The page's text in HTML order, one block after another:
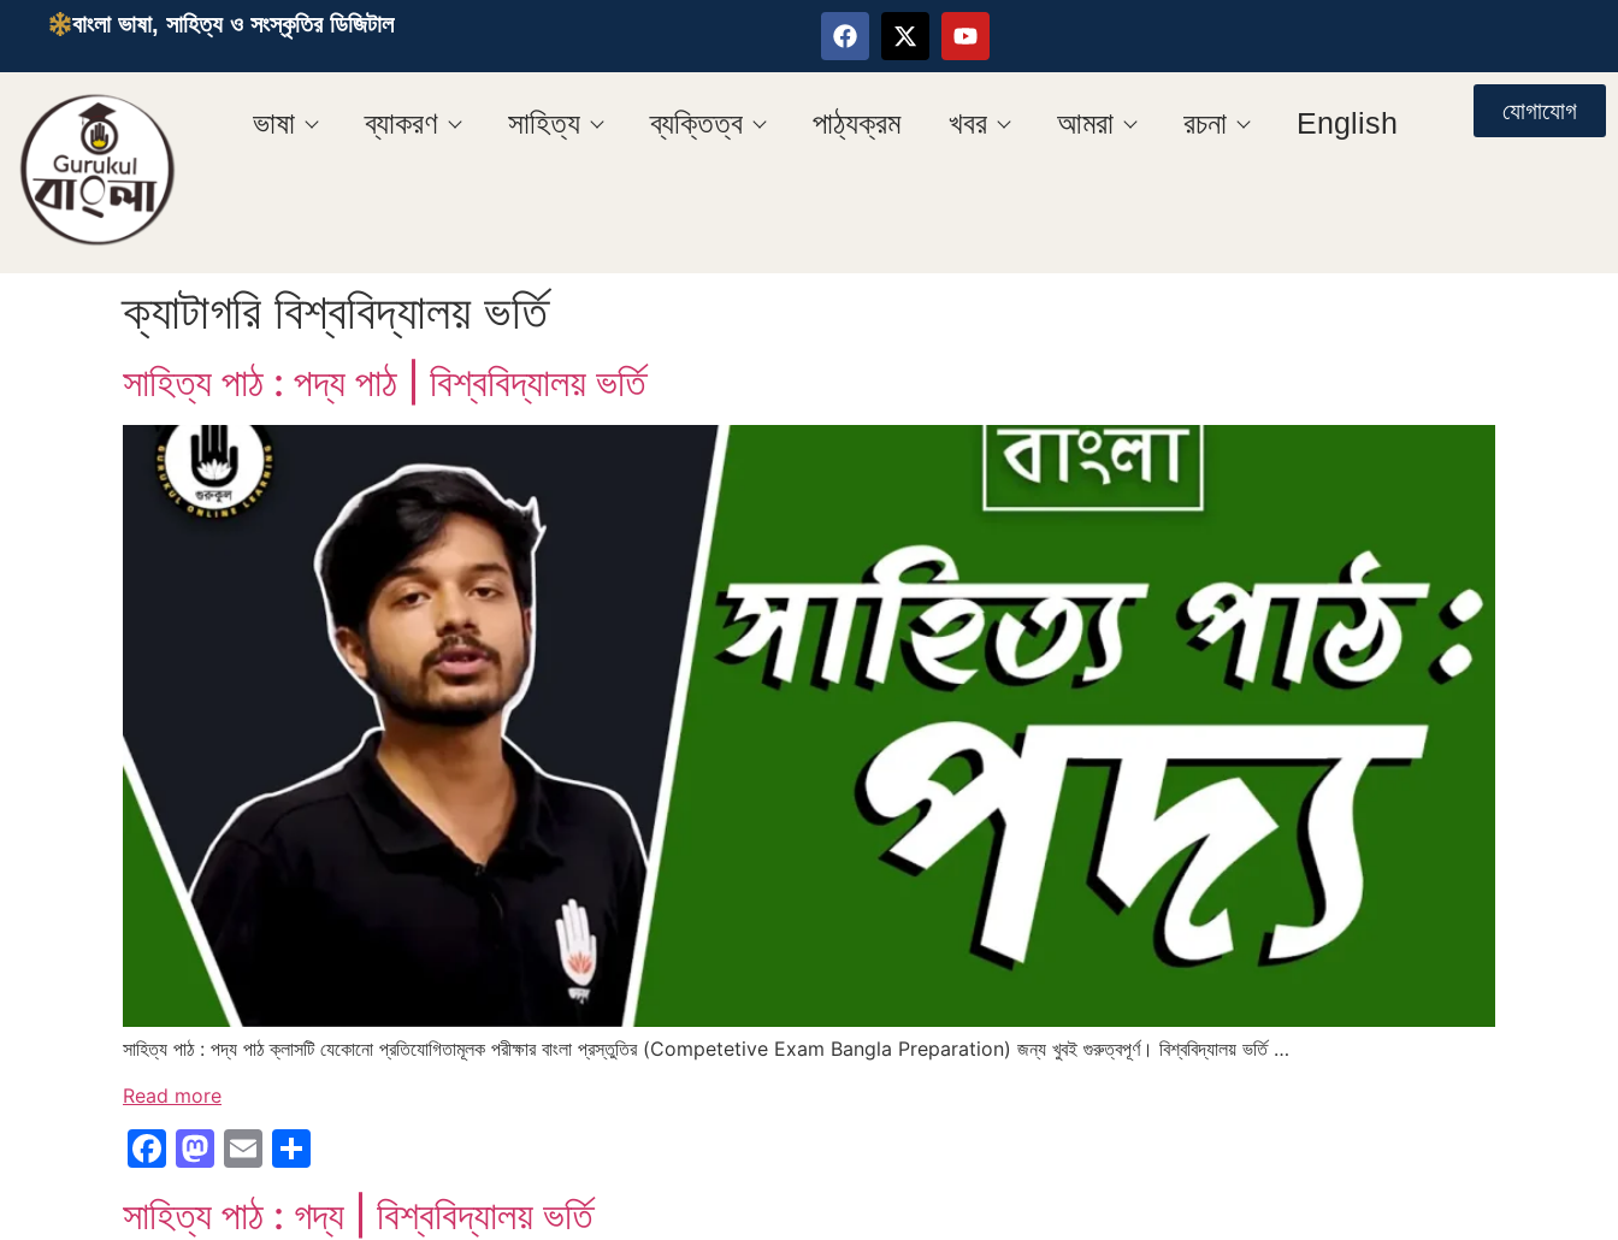
বাংলা ভাষা, সাহিত্য ও সংস্কৃতির ডিজিটাল
ভাষা ব্যাকরণ সাহিত্য ব্যক্তিত্ব পাঠ্যক্রম খবর আমরা রচনা English যোগাযোগ
ক্যাটাগরি বিশ্ববিদ্যালয় ভর্তি
সাহিত্য পাঠ : পদ্য পাঠ | বিশ্ববিদ্যালয় ভর্তি
সাহিত্য পাঠ : পদ্য পাঠ ক্লাসটি যেকোনো প্রতিযোগিতামূলক পরীক্ষার বাংলা প্রস্তুতির (Competetive Exam Bangla Preparation) জন্য খুবই গুরুত্বপূর্ণ। বিশ্ববিদ্যালয় ভর্তি …
Read more
Facebook
Mastodon
Email
সাহিত্য পাঠ : গদ্য | বিশ্ববিদ্যালয় ভর্তি